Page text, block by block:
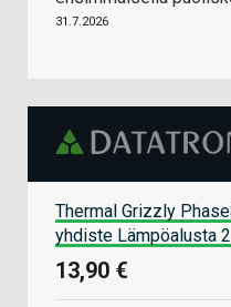
31.7.2026
Thermal Grizzly
yhdiste Lämpöalusta
13,90 €